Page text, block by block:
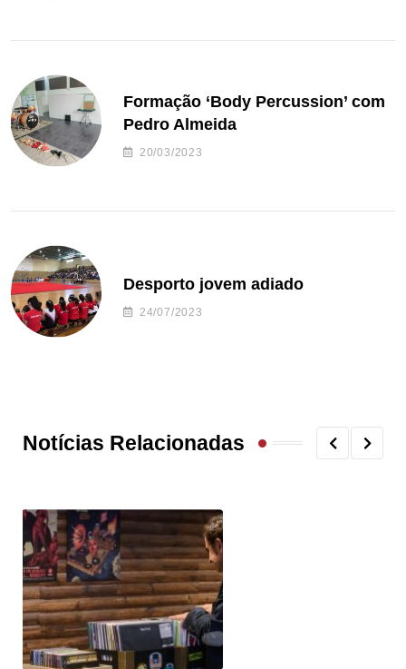
Formação ‘Body Percussion’ com
Pedro Almeida
20/03/2023
Desporto jovem adiado
24/07/2023
Notícias Relacionadas